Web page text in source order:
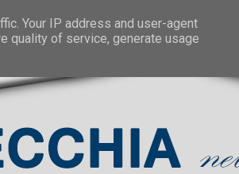
Your IP address and user-agent
quality of service, generate usage